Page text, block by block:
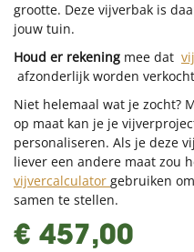
grootte. Deze vijverbak is
jouw tuin.
Houd er rekening mee dat
afzonderlijk worden
Niet helemaal wat je zocht?
op maat kan je je
personaliseren. Als je deze
liever een andere maat zou
vijvercalculator gebruiken
samen te stellen.
€ 457,00